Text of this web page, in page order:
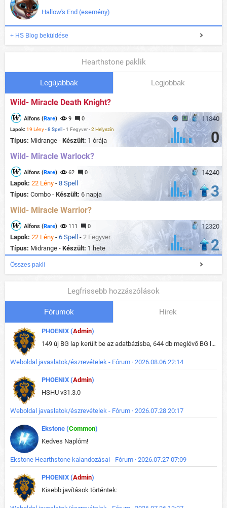
Hallow's End (esemény)
+ HS Blog beküldése
Hearthstone paklik
Legújabbak Legjobbak
Wild- Miracle Death Knight?
11840
Alfons (Rare) 9 0
Lapok: 19 Lény-8 Spell - 1 Fegyver-2 Helyszín
Típus: Midrange - Készült: 1 órája 0
Wild- Miracle Warlock?
14240
Alfons (Rare) 62 0
Lapok: 22 Lény - 8 Spell
Típus: Combo - Készült: 6 napja 3
Wild- Miracle Warrior?
12320
Alfons (Rare) 111 0
Lapok: 22 Lény - 6 Spell - 2 Fegyver
Típus: Midrange - Készült: 1 hete 2
Összes pakli
Legfrissebb hozzászólások
Fórumok Hirek
PHOENIX (Admin)
149 új BG lap került be az adatbázisba, 644 db meglévő BG lap módosult, bekerültek az új képek a megváltozott lapokhoz is.
Weboldal javaslatok/észrevételek - Fórum · 2026.08.06 22:14
PHOENIX (Admin)
HSHU v31.3.0
Weboldal javaslatok/észrevételek - Fórum · 2026.07.28 20:17
Ekstone (Common)
Kedves Naplóm!
Ekstone Hearthstone kalandozásai - Fórum · 2026.07.27 07:09
PHOENIX (Admin)
Kisebb javítások történtek: